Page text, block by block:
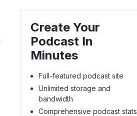
Create Your
Podcast In
Minutes
Full-featured podcast site
Unlimited storage and
bandwidth
Comprehensive podcast stats